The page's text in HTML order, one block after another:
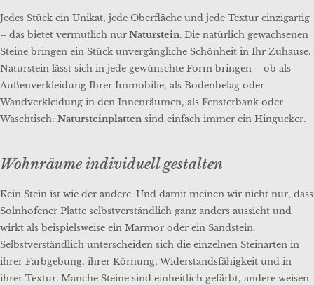
Jedes Stück ein Unikat, jede Oberfläche und jede Textur einzigartig
– das bietet vermutlich nurNaturstein. Die natürlich gewachsenen
Steine bringen ein Stück unvergängliche Schönheit in Ihr Zuhause.
Naturstein lässt sich in jede gewünschte Form bringen – ob als
Außenverkleidung Ihrer Immobilie, als Bodenbelag oder
Wandverkleidung in den Innenräumen, als Fensterbank oder
Waschtisch: Natursteinplatten sind einfach immer ein Hingucker.
Wohnräume individuell gestalten
Kein Stein ist wie der andere. Und damit meinen wir nicht nur, dass
Solnhofener Platte selbstverständlich ganz anders aussieht und
wirkt als beispielsweise ein Marmor oder ein Sandstein.
Selbstverständlich unterscheiden sich die einzelnen Steinarten in
ihrer Farbgebung, ihrer Körnung, Widerstandsfähigkeit und in
ihrer Textur. Manche Steine sind einheitlich gefärbt, andere weisen